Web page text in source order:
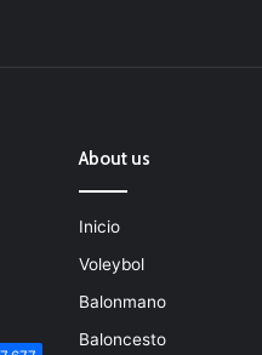
About us
Inicio
Voleybol
Balonmano
Baloncesto